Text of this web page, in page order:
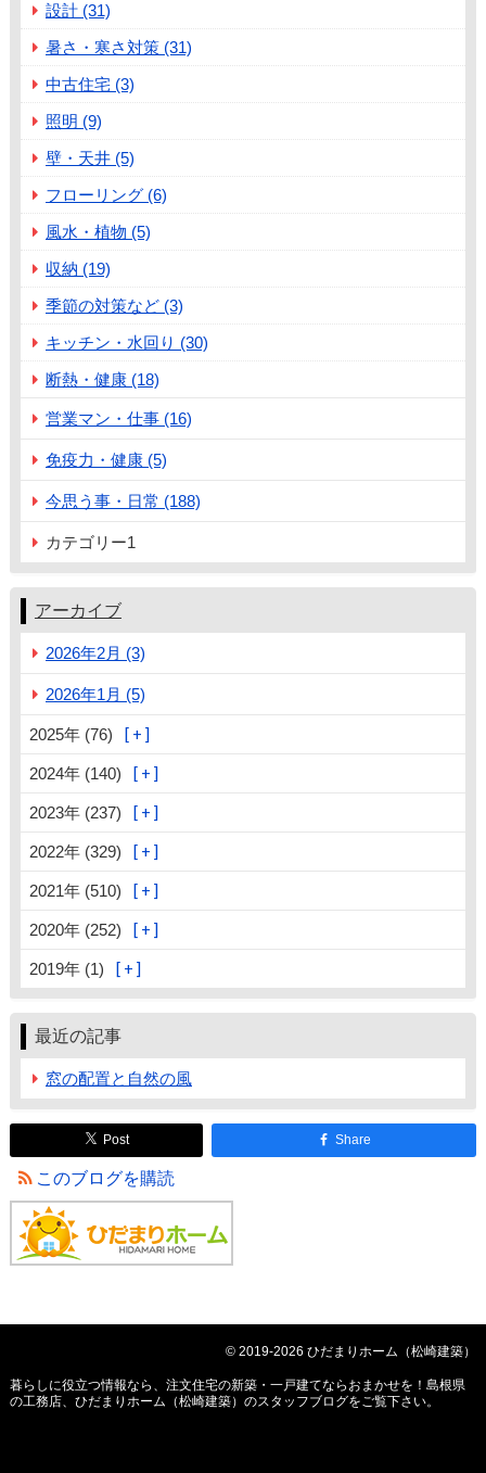
設計 (31)
暑さ・寒さ対策 (31)
中古住宅 (3)
照明 (9)
壁・天井 (5)
フローリング (6)
風水・植物 (5)
収納 (19)
季節の対策など (3)
キッチン・水回り (30)
断熱・健康 (18)
営業マン・仕事 (16)
免疫力・健康 (5)
今思う事・日常 (188)
カテゴリー1
アーカイブ
2026年2月 (3)
2026年1月 (5)
2025年 (76)
2024年 (140)
2023年 (237)
2022年 (329)
2021年 (510)
2020年 (252)
2019年 (1)
最近の記事
窓の配置と自然の風
Post Share
このブログを購読
© 2019-2026 ひだまりホーム（松崎建築）
暮らしに役立つ情報なら、 注文住宅の新築・一戸建てならおまかせを！島根県
の工務店、ひだまりホーム（松崎建築）のスタッフブログをご覧下さい。